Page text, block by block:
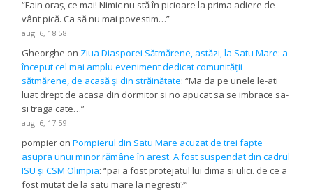
“Fain oraș, ce mai! Nimic nu stă în picioare la prima adiere de
vânt pică. Ca să nu mai povestim…”
aug. 6, 18:58
Gheorghe on Ziua Diasporei Sătmărene, astăzi, la Satu Mare: a
început cel mai amplu eveniment dedicat comunității
sătmărene, de acasă și din străinătate: “Ma da pe unele le-ati
luat drept de acasa din dormitor si no apucat sa se imbrace sa-
si traga cate…”
aug. 6, 17:59
pompier onPompierul din Satu Mare acuzat de trei fapte
asupra unui minor rămâne în arest. A fost suspendat din cadrul
ISU și CSM Olimpia: “pai a fost protejatul lui dima si ulici. de ce a
fost mutat de la satu mare la negresti?”